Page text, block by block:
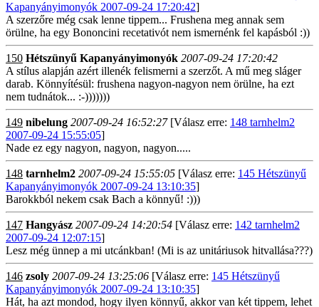
Kapanyányimonyók 2007-09-24 17:20:42]
A szerzőre még csak lenne tippem... Frushena meg annak sem
örülne, ha egy Bononcini recetativót nem ismernénk fel kapásból :))
150 Hétszünyű Kapanyányimonyók 2007-09-24 17:20:42
A stílus alapján azért illenék felismerni a szerzőt. A mű meg sláger
darab. Könnyítésül: frushena nagyon-nagyon nem örülne, ha ezt
nem tudnátok... :-)))))))
149 nibelung 2007-09-24 16:52:27[Válasz erre: 148 tarnhelm2
2007-09-24 15:55:05]
Nade ez egy nagyon, nagyon, nagyon.....
148 tarnhelm2 2007-09-24 15:55:05 [Válasz erre: 145 Hétszünyű
Kapanyányimonyók 2007-09-24 13:10:35]
Barokkból nekem csak Bach a könnyű! :)))
147 Hangyász 2007-09-24 14:20:54 [Válasz erre: 142 tarnhelm2
2007-09-24 12:07:15]
Lesz még ünnep a mi utcánkban! (Mi is az unitáriusok hitvallása???)
146 zsoly 2007-09-24 13:25:06 [Válasz erre: 145 Hétszünyű
Kapanyányimonyók 2007-09-24 13:10:35]
Hát, ha azt mondod, hogy ilyen könnyű, akkor van két tippem, lehet